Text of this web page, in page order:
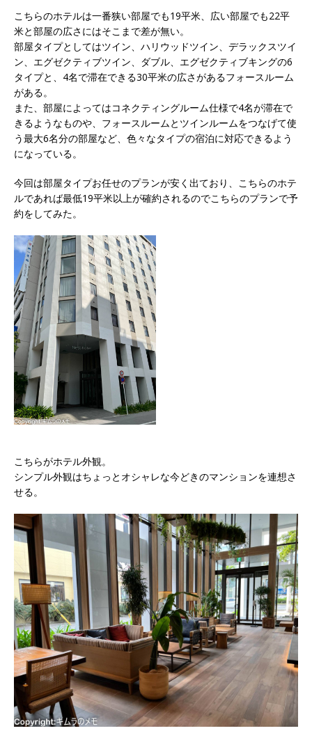
こちらのホテルは一番狭い部屋でも19平米、広い部屋でも22平
米と部屋の広さにはそこまで差が無い。
部屋タイプとしてはツイン、ハリウッドツイン、デラックスツイ
ン、エグゼクティブツイン、ダブル、エグゼクティブキングの6
タイプと、4名で滞在できる30平米の広さがあるフォースルーム
がある。
また、部屋によってはコネクティングルーム仕様で4名が滞在で
きるようなものや、フォースルームとツインルームをつなげて使
う最大6名分の部屋など、色々なタイプの宿泊に対応できるよう
になっている。
今回は部屋タイプお任せのプランが安く出ており、こちらのホテ
ルであれば最低19平米以上が確約されるのでこちらのプランで予
約をしてみた。
こちらがホテル外観。
シンプル外観はちょっとオシャレな今どきのマンションを連想さ
せる。